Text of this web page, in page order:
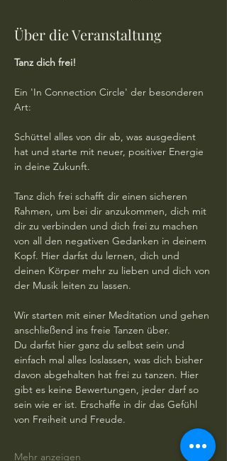
Über die Veranstaltung
Tanz dich frei!
Ein 'In Connection Circle' der besonderen
Art:
Schüttel alles von dir ab, was ausgedient
hat und starte mit neuer, positiver Energie
in deine Zukunft.
Tanz dich frei schafft dir einen sicheren
Rahmen, um bei dir anzukommen, dich mit
dir zu verbinden und dich frei zu machen
von all den negativen Gedanken in deinem
Kopf. Hier darfst du lernen, dich und
deinen Körper mehr zu lieben und dich von
der Musik leiten zu lassen.
Wir starten mit einer Meditation und gehen
anschließend ins freie Tanzen über.
Du darfst hier ganz du selbst sein und
einfach mal alles loslassen, was dich bisher
davon abgehalten hat frei zu tanzen. Hier
gibt es keine Bewertungen, jeder darf so
sein wie er ist. Erschaffe in dir das Gefühl
von Freiheit und Freude.
Mehr anzeigen